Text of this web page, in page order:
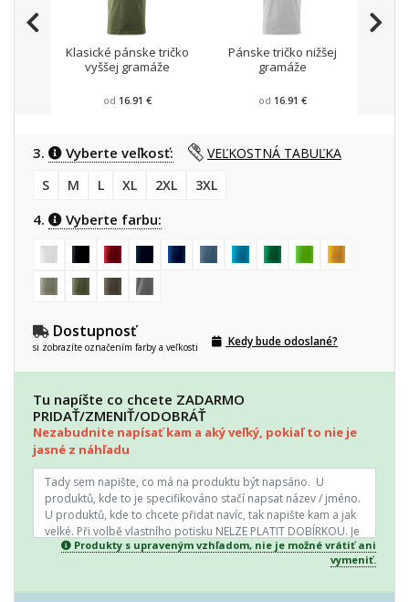
Klasické pánske tričko
vyššej gramáže
od 16.91 €
Pánske tričko nižšej
gramáže
od 16.91 €
3. Vyberte veľkosť:
VEĽKOSTNÁ TABUĽKA
S
M L XL 2XL 3XL
4. Vyberte farbu:
Dostupnosť
si zobrazíte označením farby a veľkosti Kedy bude odoslané?
Tu napíšte co chcete ZADARMO
PRIDAŤ/ZMENIŤ/ODOBRÁŤ
Nezabudnite napísať kam a aký veľký, pokiaľ to nie je
jasné z náhľadu
Produkty s upraveným vzhľadom, nie je možné vrátiť ani
vymeniť.